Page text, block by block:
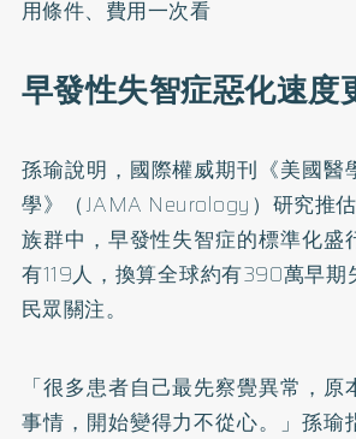
用條件、費用一次看
早發性失智症惡化速度
孫瑜說明，國際權威期刊《美國醫
學》（JAMA Neurology） 研究推
族群中，早發性失智症的標準化盛
有119人，換算全球約有390萬早
民眾關注。
「很多患者自己最先察覺異常，
事情，開始變得力不從心。」孫瑜